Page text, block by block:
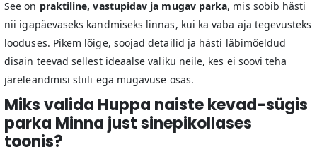
See on praktiline, vastupidav ja mugav parka, mis sobib hästi
nii igapäevaseks kandmiseks linnas, kui ka vaba aja tegevusteks
looduses. Pikem lõige, soojad detailid ja hästi läbimõeldud
disain teevad sellest ideaalse valiku neile, kes ei soovi teha
järeleandmisi stiili ega mugavuse osas.
Miks valida Huppa naiste kevad-sügis
parka Minna just sinepikollases
toonis?